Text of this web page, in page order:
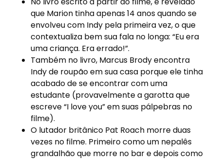
que Marion tinha apenas 14 anos quando se
envolveu com Indy pela primeira vez, o que
contextualiza bem sua fala no longa: “Eu era
uma criança. Era errado!”.
Também no livro, Marcus Brody encontra
Indy de roupão em sua casa porque ele tinha
acabado de se encontrar com uma
estudante (provavelmente a garotta que
escreve “I love you” em suas pálpebras no
filme).
O lutador britânico Pat Roach morre duas
vezes no filme. Primeiro como um nepalês
grandalhão que morre no bar e depois como